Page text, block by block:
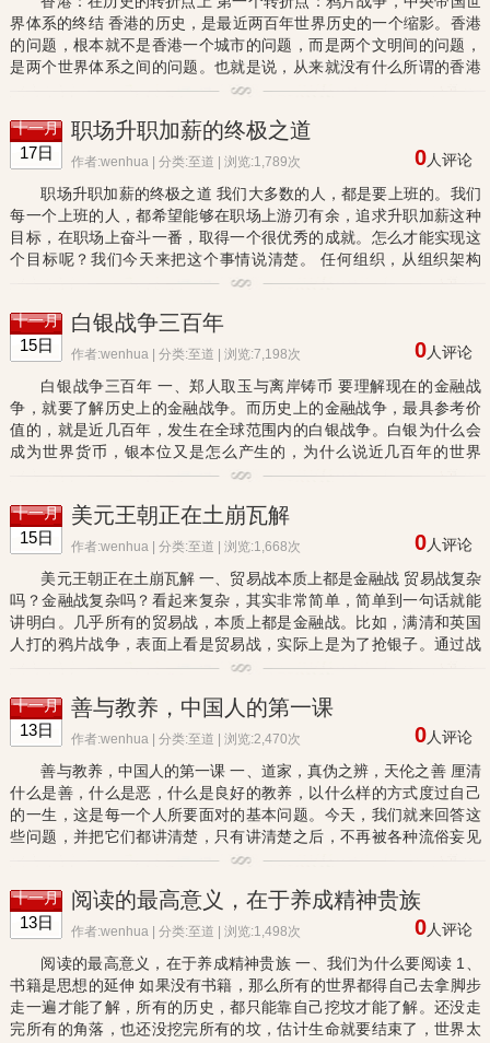
界体系的终结 香港的历史，是最近两百年世界历史的一个缩影。香港
的问题，根本就不是香港一个城市的问题，而是两个文明间的问题，
是两个世界体系之间的问题。也就是说，从来就没有什么所谓的香港
问题，而只有中华文明和西方文明间的问题，和中国主导的世界体...
十一月
17日
职场升职加薪的终极之道
作者:wenhua | 分类:至道 | 浏览:1,789次 0人评论
职场升职加薪的终极之道 我们大多数的人，都是要上班的。我们
每一个上班的人，都希望能够在职场上游刃有余，追求升职加薪这种
目标，在职场上奋斗一番，取得一个很优秀的成就。怎么才能实现这
个目标呢？我们今天来把这个事情说清楚。 任何组织，从组织架构
上，都可以分为三层，分别是领导层、管理层和执行层。执行层就
十一月
15日
白银战争三百年
作者:wenhua | 分类:至道 | 浏览:7,198次 0人评论
白银战争三百年 一、郑人取玉与离岸铸币 要理解现在的金融战
争，就要了解历史上的金融战争。而历史上的金融战争，最具参考价
值的，就是近几百年，发生在全球范围内的白银战争。白银为什么会
成为世界货币，银本位又是怎么产生的，为什么说近几百年的世界
史，都是明朝白银战争的延续。重商主义，和现代资本主义形态，为
十一月
15日
美元王朝正在土崩瓦解
作者:wenhua | 分类:至道 | 浏览:1,668次 0人评论
美元王朝正在土崩瓦解 一、贸易战本质上都是金融战 贸易战复杂
吗？金融战复杂吗？看起来复杂，其实非常简单，简单到一句话就能
讲明白。几乎所有的贸易战，本质上都是金融战。比如，满清和英国
人打的鸦片战争，表面上看是贸易战，实际上是为了抢银子。通过战
争赔款的方式把中国的顺差白银再搬走。这是银本位时期的贸易战...
十一月
13日
善与教养，中国人的第一课
作者:wenhua | 分类:至道 | 浏览:2,470次 0人评论
善与教养，中国人的第一课 一、道家，真伪之辨，天伦之善 厘清
什么是善，什么是恶，什么是良好的教养，以什么样的方式度过自己
的一生，这是每一个人所要面对的基本问题。今天，我们就来回答这
些问题，并把它们都讲清楚，只有讲清楚之后，不再被各种流俗妄见
所蒙蔽，人才能活的明明白白。 善在道家思想里，儒家思想里，法...
十一月
13日
阅读的最高意义，在于养成精神贵族
作者:wenhua | 分类:至道 | 浏览:1,498次 0人评论
阅读的最高意义，在于养成精神贵族 一、我们为什么要阅读 1、
书籍是思想的延伸 如果没有书籍，那么所有的世界都得自己去拿脚步
走一遍才能了解，所有的历史，都只能靠自己挖坟才能了解。还没走
完所有的角落，也还没挖完所有的坟，估计生命就要结束了，世界太